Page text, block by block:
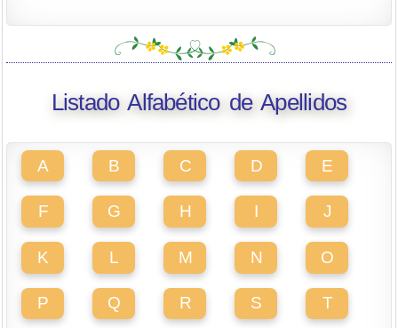
Listado Alfabético de Apellidos
A B C D E
F G H I J
K L M N O
P Q R S T